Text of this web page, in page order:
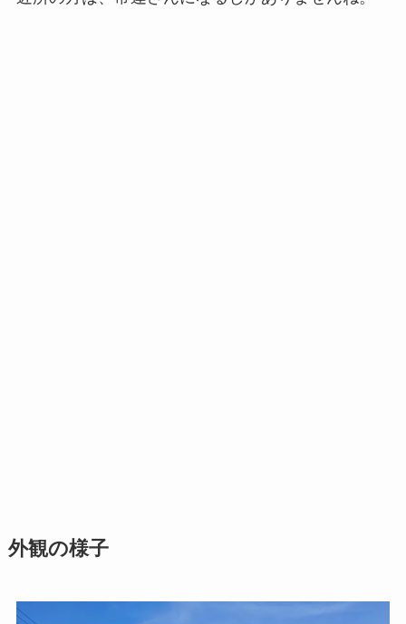
外観の様子